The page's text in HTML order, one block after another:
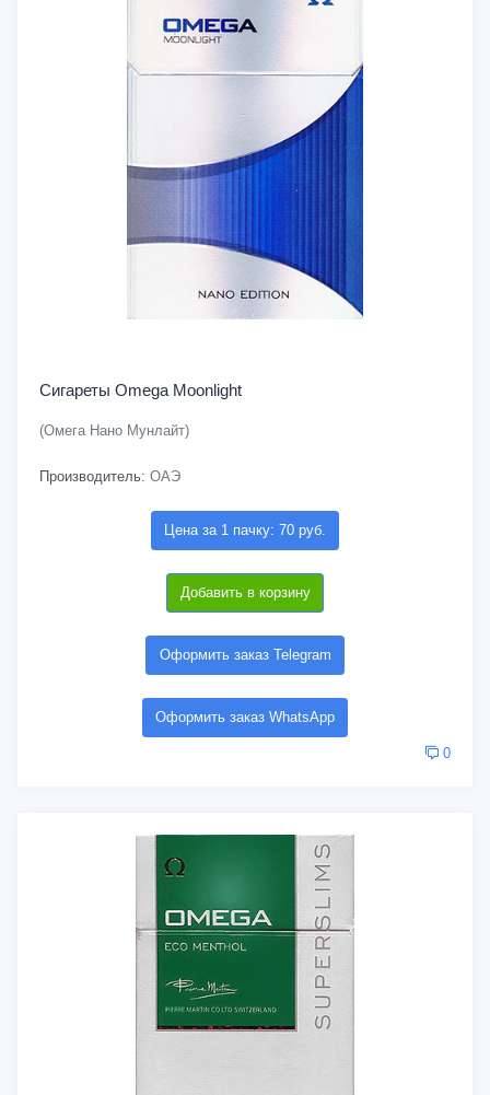
Сигареты Omega Moonlight
(Омега Нано Мунлайт)
Производитель: ОАЭ
Цена за 1 пачку: 70 руб.
Добавить в корзину
Оформить заказ Telegram
Оформить заказ WhatsApp
0